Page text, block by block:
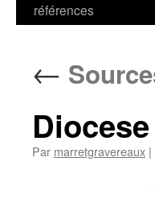
références
←
Par marretgravereaux |